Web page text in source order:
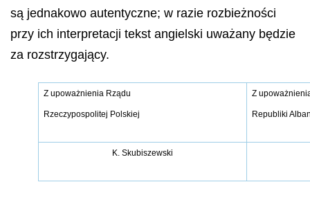
są jednakowo autentyczne; w razie rozbieżności
przy ich interpretacji tekst angielski uważany będzie
za rozstrzygający.
Z upoważnienia Rządu
Rzeczypospolitej Polskiej
Z
Republiki
K. Skubiszewski